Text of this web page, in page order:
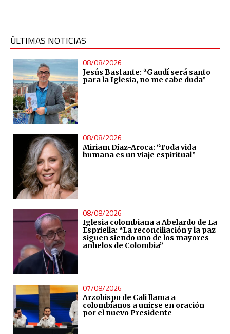
ÚLTIMAS NOTICIAS
08/08/2026
Jesús Bastante: “Gaudí será santo
para la Iglesia, no me cabe duda”
08/08/2026
Miriam Díaz-Aroca: “Toda vida
humana es un viaje espiritual”
08/08/2026
Iglesia colombiana a Abelardo de La
Espriella: “La reconciliación y la paz
siguen siendo uno de los mayores
anhelos de Colombia”
07/08/2026
Arzobispo de Cali llama a
colombianos a unirse en oración
por el nuevo Presidente